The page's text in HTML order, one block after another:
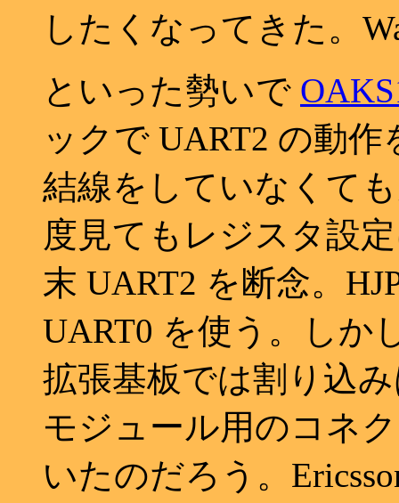
したくなってきた。
といった勢いで
ックで UART2 の動
結線をしていなくて
度見てもレジスタ設
末 UART2 を断念。
UART0 を使う。しか
拡張基板では割り込
モジュール用のコネ
いたのだろう。